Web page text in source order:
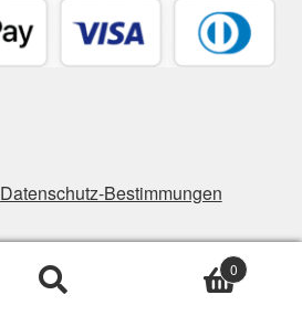
Datenschutz-Bestimmungen
0